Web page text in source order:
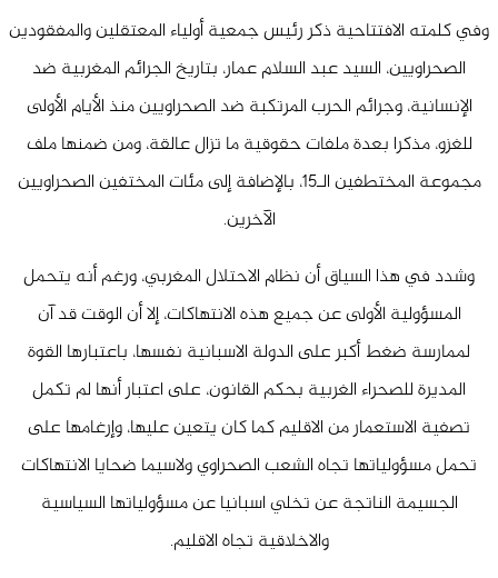
وفي كلمته الافتتاحية ذكر رئيس جمعية أولياء المعتقلين والمفقودين
الصحراويين، السيد عبد السلام عمار، بتاريخ الجرائم المغربية ضد
الإنسانية، وجرائم الحرب المرتكبة ضد الصحراويين منذ الأيام الأولى
للغزو، مذكرا بعدة ملفات حقوقية ما تزال عالقة، ومن ضمنها ملف
مجموعة المختطفين الـ15، بالإضافة إلى مئات المختفين الصحراويين
الآخرين.
وشدد في هذا السياق أن نظام الاحتلال المغربي، ورغم أنه يتحمل
المسؤولية الأولى عن جميع هذه الانتهاكات، إلا أن الوقت قد آن
لممارسة ضغط أكبر على الدولة الاسبانية نفسها، باعتبارها القوة
المديرة للصحراء الغربية بحكم القانون، على اعتبار أنها لم تكمل
تصفية الاستعمار من الاقليم كما كان يتعين عليها، وإرغامها على
تحمل مسؤولياتها تجاه الشعب الصحراوي ولاسيما ضحايا الانتهاكات
الجسيمة الناتجة عن تخلي اسبانيا عن مسؤولياتها السياسية
والاخلاقية تجاه الاقليم.